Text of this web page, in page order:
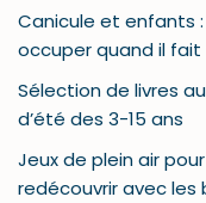
Canicule et enfants
occuper quand il
Sélection de livres
d’été des 3-15 ans
Jeux de plein air
redécouvrir avec les